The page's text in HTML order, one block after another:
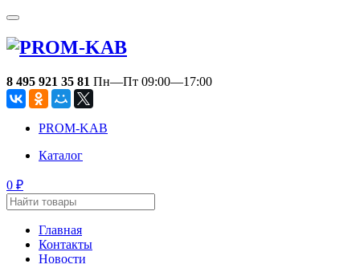
8 495 921 35 81 Пн—Пт 09:00—17:00
PROM-KAB
Каталог
0 ₽
Главная
Контакты
Новости